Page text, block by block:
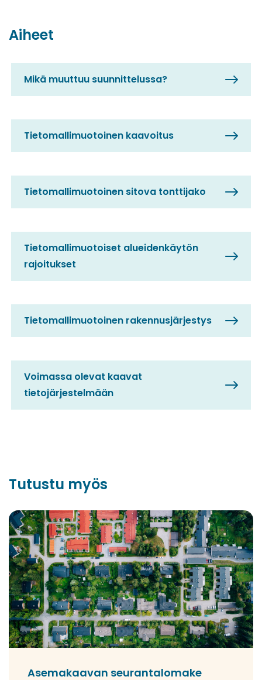
Aiheet
Mikä muuttuu suunnittelussa?
Tietomallimuotoinen kaavoitus
Tietomallimuotoinen sitova tonttijako
Tietomallimuotoiset alueidenkäytön
rajoitukset
Tietomallimuotoinen rakennusjärjestys
Voimassa olevat kaavat
tietojärjestelmään
Tutustu myös
Asemakaavan seurantalomake